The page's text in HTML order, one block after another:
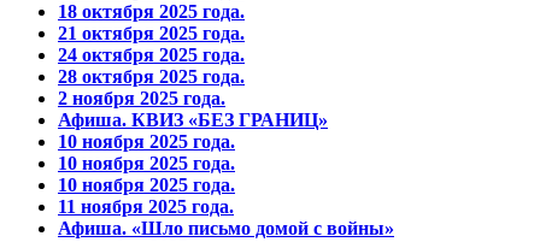
18 октября 2025 года.
21 октября 2025 года.
24 октября 2025 года.
28 октября 2025 года.
2 ноября 2025 года.
Афиша. КВИЗ «БЕЗ ГРАНИЦ»
10 ноября 2025 года.
10 ноября 2025 года.
10 ноября 2025 года.
11 ноября 2025 года.
Афиша. «Шло письмо домой с войны»